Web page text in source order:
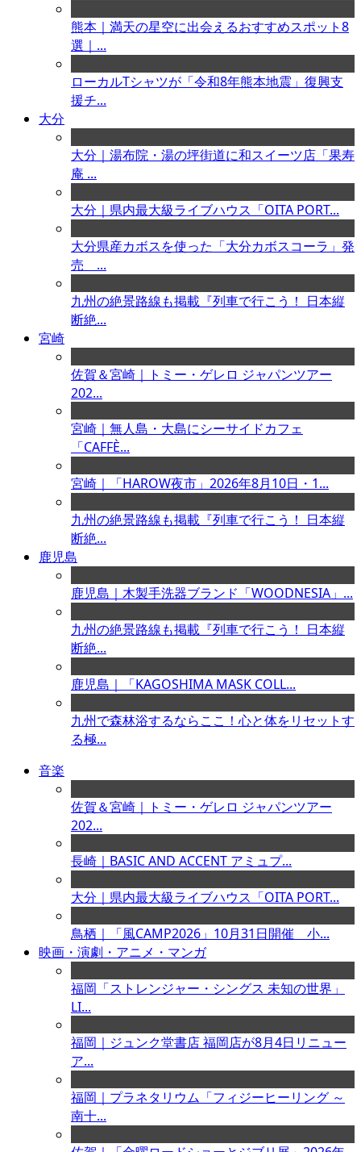
熊本｜満天の星空に出会えるおすすめスポット8
選｜...
ローカルTシャツが「令和8年熊本地震」復興支
援チ...
大分
大分｜湯布院・湯の坪街道に和スイーツ店「果寿
庵 ...
大分｜県内最大級ライブハウス「OITA PORT...
大分県産カボスを使った「大分カボスコーラ」発
売 ...
九州の絶景路線も掲載『列車で行こう！ 日本縦
断絶...
宮崎
佐賀＆宮崎｜トミー・ゲレロ ジャパンツアー
202...
宮崎｜無人島・大島にシーサイドカフェ
「CAFFÈ...
宮崎｜「HAROW夜市」2026年8月10日・1...
九州の絶景路線も掲載『列車で行こう！ 日本縦
断絶...
鹿児島
鹿児島｜木製手洗器ブランド「WOODNESIA」...
九州の絶景路線も掲載『列車で行こう！ 日本縦
断絶...
鹿児島｜「KAGOSHIMA MASK COLL...
九州で森林浴するならここ！心と体をリセットす
る極...
音楽
佐賀＆宮崎｜トミー・ゲレロ ジャパンツアー
202...
長崎｜BASIC AND ACCENT アミュプ...
大分｜県内最大級ライブハウス「OITA PORT...
鳥栖｜「風CAMP2026」10月31日開催 小...
映画・演劇・アニメ・マンガ
福岡「ストレンジャー・シングス 未知の世界」
LI...
福岡｜ジュンク堂書店 福岡店が8月4日リニュー
ア...
福岡｜プラネタリウム「フィジーヒーリング ～
南十...